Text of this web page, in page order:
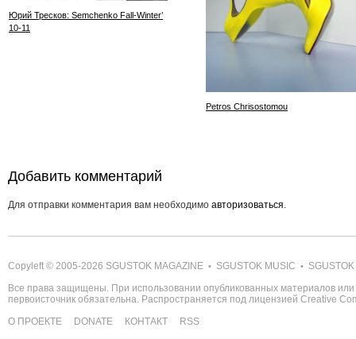
Юрий Тресков: Semchenko Fall-Winter’
10-11
Petros Chrisostomou
Добавить комментарий
Для отправки комментария вам необходимо авторизоваться.
Copyleft © 2005-2026 SGUSTOK MAGAZINE • SGUSTOK MUSIC •
Все права защищены. При использовании опубликованных материалов
первоисточник обязательна. Распространяется под лицензией Creative
О ПРОЕКТЕ
DONATE КОНТАКТ RSS